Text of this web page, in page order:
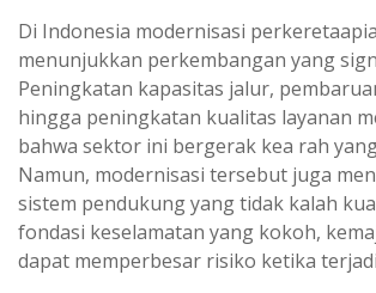
Di Indonesia modernisasi
menunjukkan perkembangan yang
Peningkatan kapasitas jalur,
hingga peningkatan kualitas layanan
bahwa sektor ini bergerak kea rah
Namun, modernisasi tersebut juga
sistem pendukung yang tidak kalah
fondasi keselamatan yang kokoh,
dapat memperbesar risiko ketika